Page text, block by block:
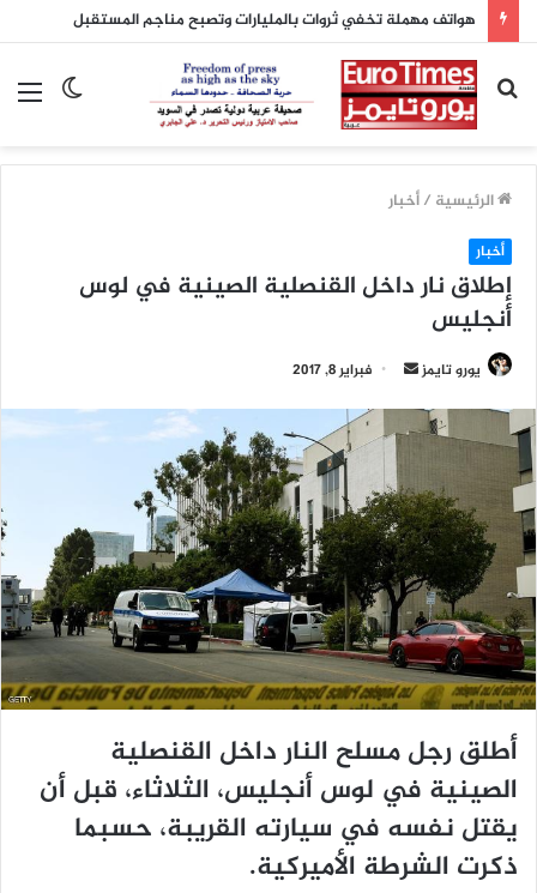
هواتف مهملة تخفي ثروات بالمليارات وتصبح مناجم المستقبل
الوضع
بحث
عن
الرئيسية /أخبار
أخبار
إطلاق نار داخل القنصلية الصينية في لوس
أنجليس
يورو تايمز
س
ل
ب
ر
ي
د
ا
إ
ل
ك
ت
ن
ي
ا
فبراير 8, 2017
أطلق رجل مسلح النار داخل القنصلية
الصينية في لوس أنجليس، الثلاثاء، قبل أن
يقتل نفسه في سيارته القريبة، حسبما
ذكرت الشرطة الأميركية.